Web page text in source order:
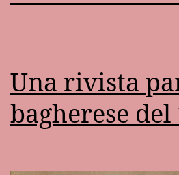
Una rivista
bagherese del